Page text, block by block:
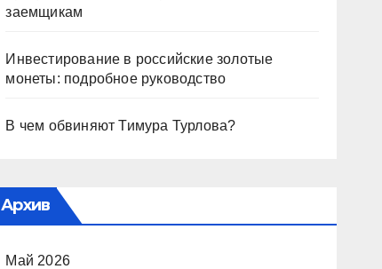
заемщикам
Инвестирование в российские золотые
монеты: подробное руководство
В чем обвиняют Тимура Турлова?
Архив
Май 2026